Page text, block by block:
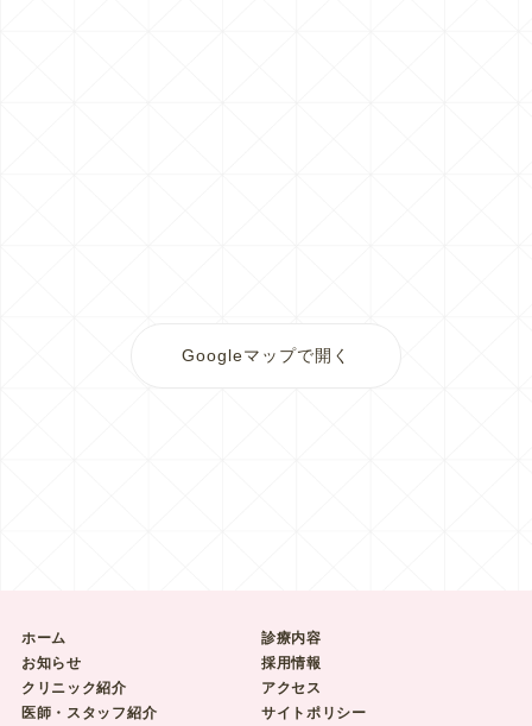
Googleマップで開く
ホーム
お知らせ
クリニック紹介
医師・スタッフ紹介
診療内容
採用情報
アクセス
サイトポリシー